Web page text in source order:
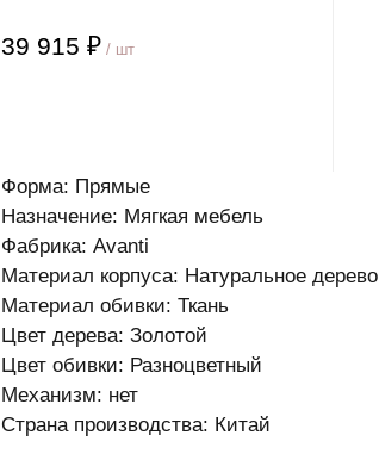
39 915 ₽ / шт
Форма: Прямые
Назначение: Мягкая мебель
Фабрика: Avanti
Материал корпуса: Натуральное дерево
Материал обивки: Ткань
Цвет дерева: Золотой
Цвет обивки: Разноцветный
Механизм: нет
Страна производства: Китай